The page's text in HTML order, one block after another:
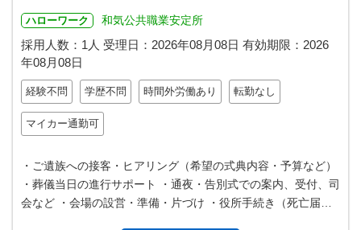
ハローワーク 和気公共職業安定所
採用人数：1人 受理日： 2026年08月08日 有効期限： 2026
年08月08日
経験不問 学歴不問 時間外労働あり 転勤なし
マイカー通勤可
・ご遺族への接客・ヒアリング（希望の式典内容・予算など）
・葬儀当日の進行サポート ・通夜・告別式での案内、受付、司
会など ・会場の設営・準備・片づけ ・役所手続き（死亡届け